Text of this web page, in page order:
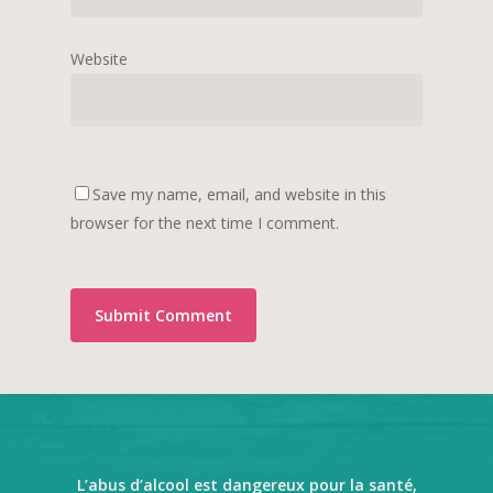
Website
Save my name, email, and website in this
browser for the next time I comment.
L’abus d’alcool est dangereux pour la santé,